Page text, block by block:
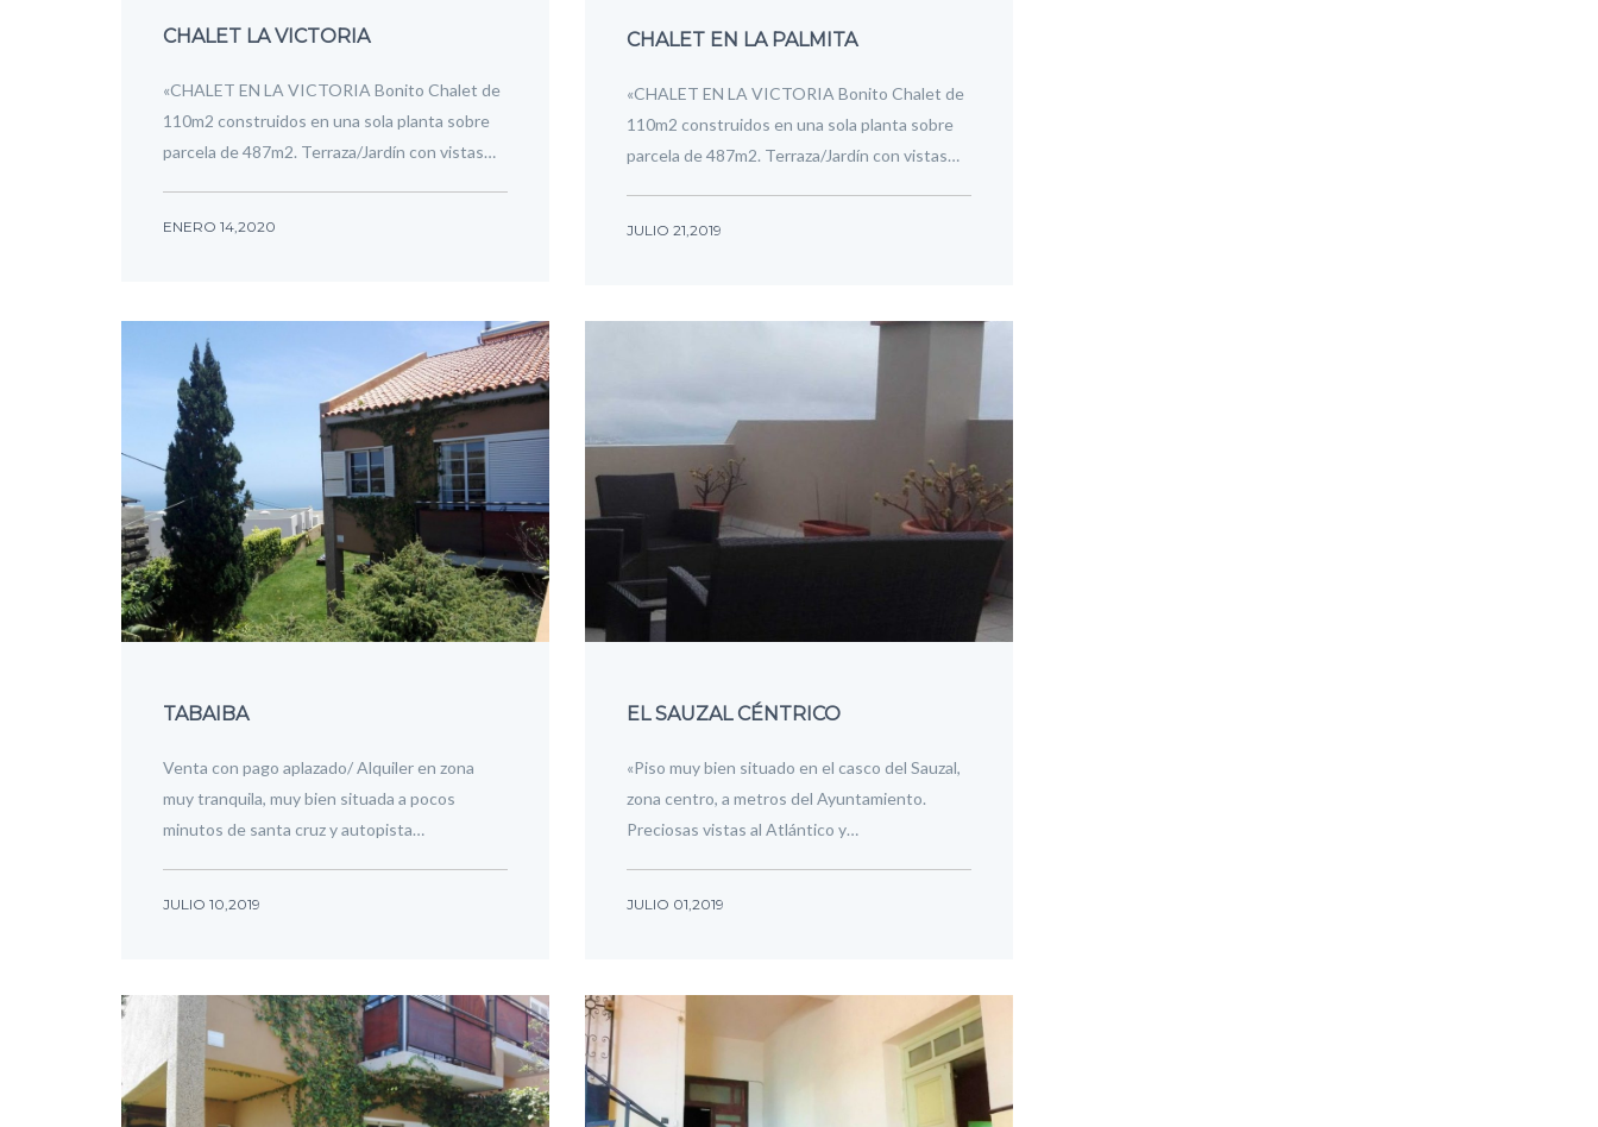
CHALET LA VICTORIA
«CHALET EN LA VICTORIA Bonito Chalet de
110m2 construidos en una sola planta sobre
parcela de 487m2. Terraza/Jardín con vistas…
ENERO 14,2020
CHALET EN LA PALMITA
«CHALET EN LA VICTORIA Bonito Chalet de
110m2 construidos en una sola planta sobre
parcela de 487m2. Terraza/Jardín con vistas…
JULIO 21,2019
TABAIBA
Venta con pago aplazado/ Alquiler en zona
muy tranquila, muy bien situada a pocos
minutos de santa cruz y autopista…
JULIO 10,2019
EL SAUZAL CÉNTRICO
«Piso muy bien situado en el casco del Sauzal,
zona centro, a metros del Ayuntamiento.
Preciosas vistas al Atlántico y…
JULIO 01,2019